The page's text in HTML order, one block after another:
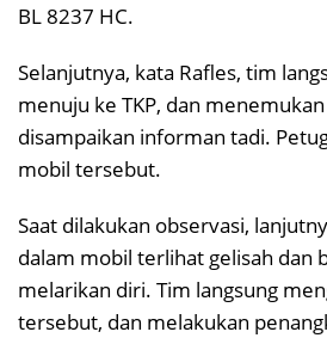
BL 8237 HC.
Selanjutnya, kata Rafles, tim
menuju ke TKP, dan
disampaikan informan tadi.
mobil tersebut.
Saat dilakukan observasi,
dalam mobil terlihat gelisah dan
melarikan diri. Tim langsung
tersebut, dan melakukan